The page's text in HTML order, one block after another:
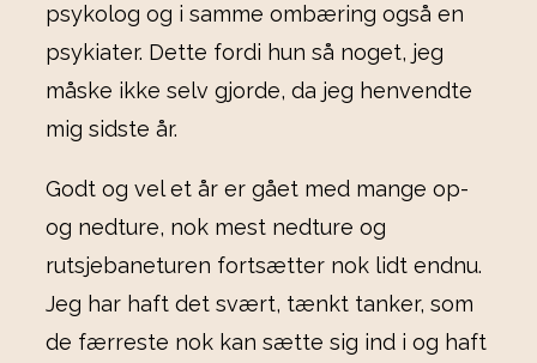
psykolog og i samme ombæring også en
psykiater. Dette fordi hun så noget, jeg
måske ikke selv gjorde, da jeg henvendte
mig sidste år.
Godt og vel et år er gået med mange op-
og nedture, nok mest nedture og
rutsjebaneturen fortsætter nok lidt endnu.
Jeg har haft det svært, tænkt tanker, som
de færreste nok kan sætte sig ind i og haft